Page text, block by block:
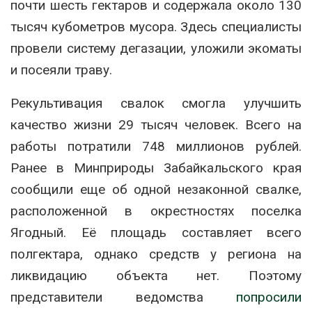
почти шесть гектаров и содержала около 130
тысяч кубометров мусора. Здесь специалисты
провели систему дегазации, уложили экоматы
и посеяли траву.
Рекультивация свалок смогла улучшить
качество жизни 29 тысяч человек. Всего на
работы потратили 748 миллионов рублей.
Ранее в Минприроды Забайкальского края
сообщили еще об одной незаконной свалке,
расположенной в окрестностях поселка
Ягодный. Её площадь составляет всего
полгектара, однако средств у региона на
ликвидацию объекта нет. Поэтому
представители ведомства попросили